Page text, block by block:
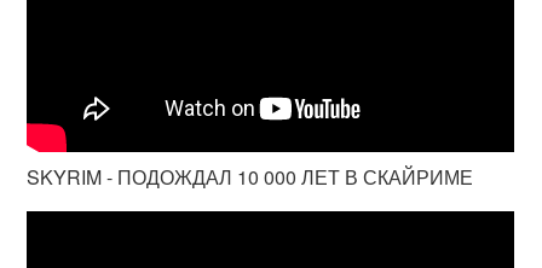
SKYRIM - ПОДОЖДАЛ 10 000 ЛЕТ В СКАЙРИМЕ